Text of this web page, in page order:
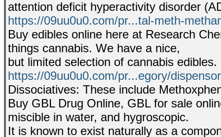
attention deficit hyperactivity disorder
https://09uu0u0.com/pr...tal-meth-
Buy edibles online here at Research
things cannabis. We have a nice,
but limited selection of cannabis edibles.
https://09uu0u0.com/pr...egory/
Dissociatives: These include
Buy GBL Drug Online, GBL for sale
miscible in water, and hygroscopic.
It is known to exist naturally as a